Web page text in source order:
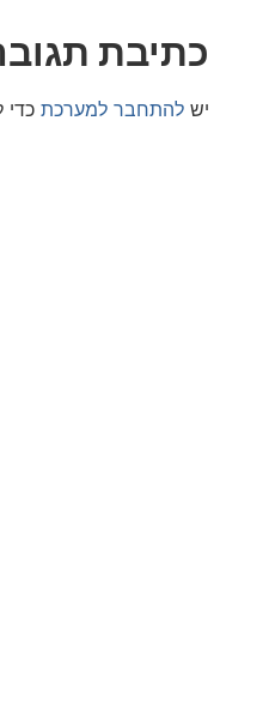
תגובה
למערכתכדי לכתוב תגובה.